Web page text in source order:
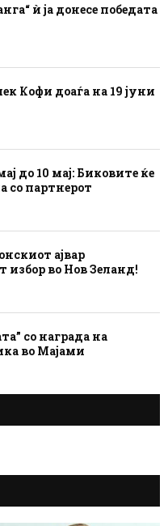
ѝ ја донесе победата
Кофи доаѓа на 19 јуни
до 10 мај: Биковите ќе
со партнерот
ајвар
избор во Нов Зеланд!
со награда на
во Мајами